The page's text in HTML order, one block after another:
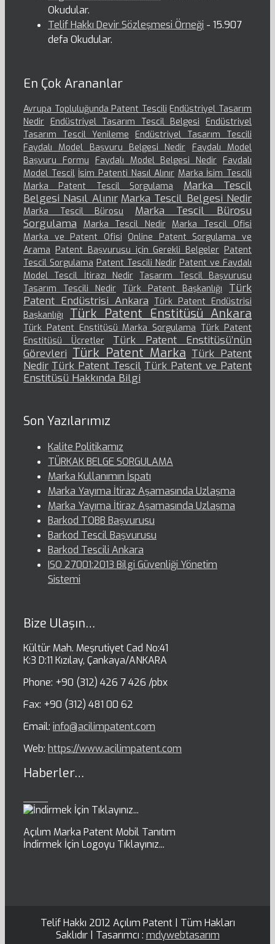
Okudular.
Telif Hakkı Devir Sözleşmesi Örneği - 15.907
defa Okudular.
En Çok Arananlar
Avrupa Topluluğunda Patent Tescili Endüstriyel Tasarım
Nedir Endüstriyel Tasarım Tescil Belgesi
Endüstriyel
Tasarım Tescil Yenileme
Endüstriyel Tasarım Tescili
Faydalı Model Başvuru Belgesi Nedir
Faydalı Model
Başvuru Formu
Faydalı Model Belgesi Nedir Faydalı
Model Tescil İsim Patenti Nasıl Alınır Marka İsim Tescili
Marka Patent Tescil Sorgulama
Marka Tescil
Belgesi Nasıl Alınır Marka Tescil Belgesi Nedir
Marka Tescil Bürosu
Marka Tescil Bürosu
Sorgulama
Marka Tescil Nedir Marka Tescil Ofisi
Marka ve Patent Ofisi Online Patent Sorgulama ve
Arama Patent Başvurusu için Gerekli Belgeler Patent
Tescil Sorgulama Patent Tescili Nedir Patent ve Faydalı
Model Tescil İtirazı Nedir Tasarım Tescil Başvurusu
Tasarım Tescili Nedir
Türk Patent Başkanlığı
Türk
Patent Endüstrisi Ankara Türk Patent Endüstrisi
Başkanlığı
Türk Patent Enstitüsü Ankara
Türk Patent Enstitüsü Marka Sorgulama Türk Patent
Enstitüsü Ücretler
Türk Patent Enstitüsü’nün
Görevleri Türk Patent Marka Türk Patent
Nedir Türk Patent Tescil Türk Patent ve Patent
Enstitüsü Hakkında Bilgi
Son Yazılarımız
Kalite Politikamız
TÜRKAK BELGE SORGULAMA
Marka Kullanımın İspatı
Marka Yayıma İtiraz Aşamasında Uzlaşma
Marka Yayıma İtiraz Aşamasında Uzlaşma
Barkod TOBB Başvurusu
Barkod Tescil Başvurusu
Barkod Tescili Ankara
ISO 27001:2013 Bilgi Güvenliği Yönetim
Sistemi
Bize Ulaşın…
Kültür Mah. Meşrutiyet Cad No:41
K:3 D:11 Kızılay, Çankaya/ANKARA
Phone: +90 (312) 426 7 426 /pbx
Fax: +90 (312) 481 00 62
Email: info@acilimpatent.com
Web: https://www.acilimpatent.com
Haberler…
Açılım Marka Patent Mobil Tanıtım
İndirmek İçin Logoyu Tıklayınız...
Telif Hakkı 2012 Açılım Patent | Tüm Hakları
Saklıdır | Tasarımcı : mdywebtasarım